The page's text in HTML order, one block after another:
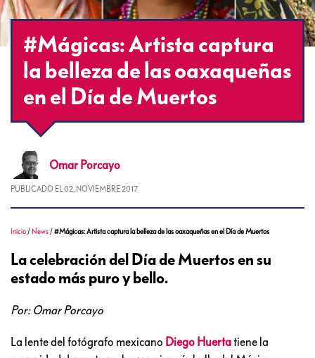
#Mágicas: Artista captura
la belleza de las oaxaqueñas
en el Día de Muertos
Omar Porcayo
PUBLICADO EL 02, NOVIEMBRE 2017
Inicio / News /#Mágicas: Artista captura la belleza de las oaxaqueñas en el Día de Muertos
La celebración del Día de Muertos en su
estado más puro y bello.
Por: Omar Porcayo
La lente del fotógrafo mexicano Diego Huertatiene la